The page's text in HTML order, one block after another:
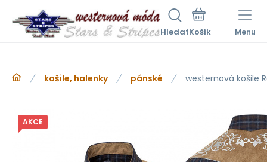
Hledat Menu
košile, halenky pánské westernová košile
AKCE